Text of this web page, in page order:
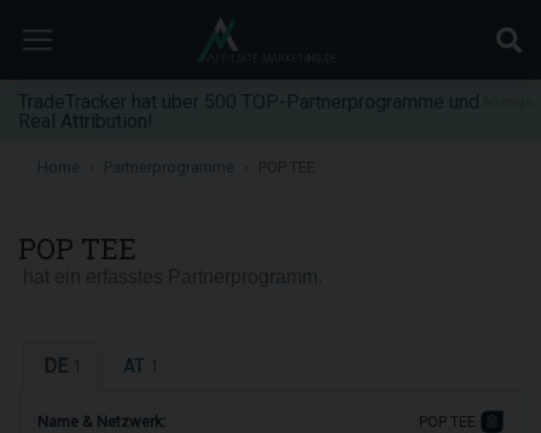
TradeTracker hat über 500 TOP-Partnerprogramme und
Real Attribution!
Home Partnerprogramme
POP TEE
DE AT
Name & Netzwerk: POP TEE